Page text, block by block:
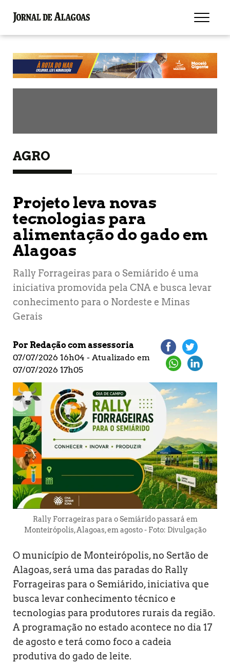
AGRO
Projeto leva novas
tecnologias para
alimentação do gado em
Alagoas
Rally Forrageiras para o Semiárido é uma
iniciativa promovida pela CNA e busca levar
conhecimento para o Nordeste e Minas
Gerais
Por Redação com assessoria
07/07/2026 16h04 - Atualizado em
07/07/2026 17h05
Rally Forrageiras para o Semiárido passará em
Monteirópolis, Alagoas, em agosto - Foto: Divulgação
O município de Monteirópolis, no Sertão de
Alagoas, será uma das paradas do Rally
Forrageiras para o Semiárido, iniciativa que
busca levar conhecimento técnico e
tecnologias para produtores rurais da região.
A programação no estado acontece no dia 17
de agosto e terá como foco a cadeia
produtiva do gado de leite.